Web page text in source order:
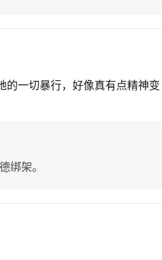
的一切暴行，好像真有点精神变
绑架。